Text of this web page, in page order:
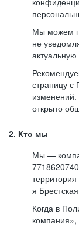
Мы можем
не
страницу с
открыто
2. Кто мы
Мы —
я
Когда в